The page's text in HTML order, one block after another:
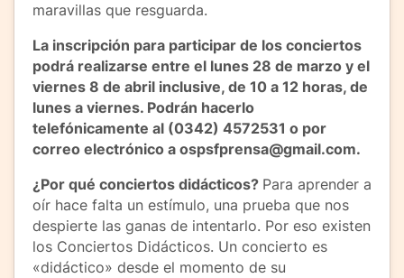
maravillas que resguarda.
La inscripción para participar de los conciertos
podrá realizarse entre el lunes 28 de marzo y el
viernes 8 de abril inclusive, de 10 a 12 horas, de
lunes a viernes. Podrán hacerlo
telefónicamente al (0342) 4572531 o por
correo electrónico a ospsfprensa@gmail.com.
¿Por qué conciertos didácticos? Para aprender a
oír hace falta un estímulo, una prueba que nos
despierte las ganas de intentarlo. Por eso existen
los Conciertos Didácticos. Un concierto es
«didáctico» desde el momento de su